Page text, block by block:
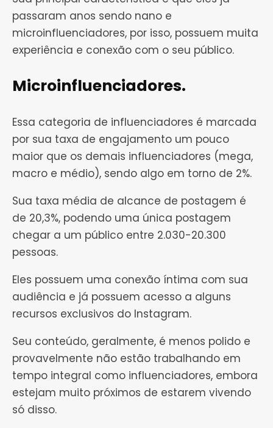
passaram anos sendo nano e
microinfluenciadores, por isso, possuem muita
experiência e conexão com o seu público.
Microinfluenciadores.
Essa categoria de influenciadores é marcada
por sua taxa de engajamento um pouco
maior que os demais influenciadores (mega,
macro e médio), sendo algo em torno de 2%.
Sua taxa média de alcance de postagem é
de 20,3%, podendo uma única postagem
chegar a um público entre 2.030-20.300
pessoas.
Eles possuem uma conexão íntima com sua
audiência e já possuem acesso a alguns
recursos exclusivos do Instagram.
Seu conteúdo, geralmente, é menos polido e
provavelmente não estão trabalhando em
tempo integral como influenciadores, embora
estejam muito próximos de estarem vivendo
só disso.